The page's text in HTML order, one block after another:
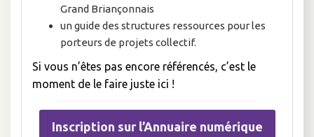
Grand Briançonnais
un guide des structures ressources pour les
porteurs de projets collectif.
Si vous n’êtes pas encore référencés, c’est le
moment de le faire juste ici !
Inscription sur l’Annuaire numérique